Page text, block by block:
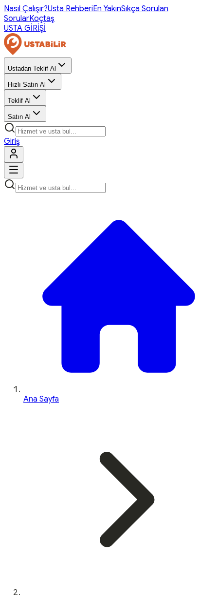
Nasıl Çalışır?Usta RehberiEn YakınSıkça Sorulan
SorularKoçtaş
USTA GİRİŞİ
Ustadan Teklif Al
Hızlı Satın Al
Teklif Al
Satın Al
Giriş
Ana Sayfa